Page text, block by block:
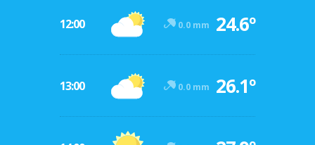
12:00 0.0 mm 24.6º
13:00 0.0 mm 26.1º